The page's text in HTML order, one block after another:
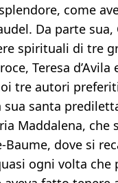
come
Da parte sua,
spirituali di tre
Teresa d’Avila
tre autori
sua santa
Maddalena, che
dove si
ogni volta che